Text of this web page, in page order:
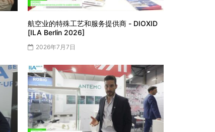
航空业的特殊工艺和服务提供商 - DIOXID
[ILA Berlin 2026]
2026年7月7日